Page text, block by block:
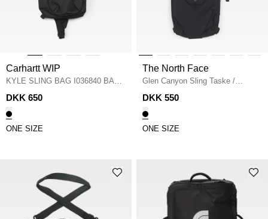
Carhartt WIP
KYLE SLING BAG I036840 BAGS
/ BLACK
DKK 650
ONE SIZE
The North Face
Glen Canyon Sling Taske /
BLACK
DKK 550
ONE SIZE